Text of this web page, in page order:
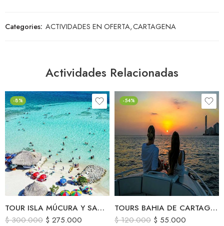
Categories: ACTIVIDADES EN OFERTA,CARTAGENA
Actividades Relacionadas
-8%
TOUR ISLA MÚCURA Y SANTA CRUZ DEL ISLOTE SALIDA EN BUS Y LANCHA
$300.000 $ 275.000
-54%
TOURS BAHIA DE CARTAGENA DE INDIAS
$120.000 $ 55.000